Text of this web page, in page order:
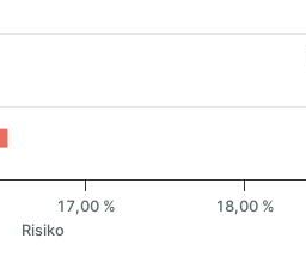
Risiko
17,00 % 18,00 %